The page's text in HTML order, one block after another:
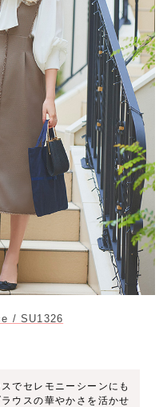
/ SU1326
でセレモニーシーンにも
ウスの華やかさを活かせ